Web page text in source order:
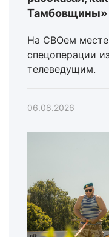
Тамбовщины»
На СВОем
спецоперации
телеведущим.
06.08.2026